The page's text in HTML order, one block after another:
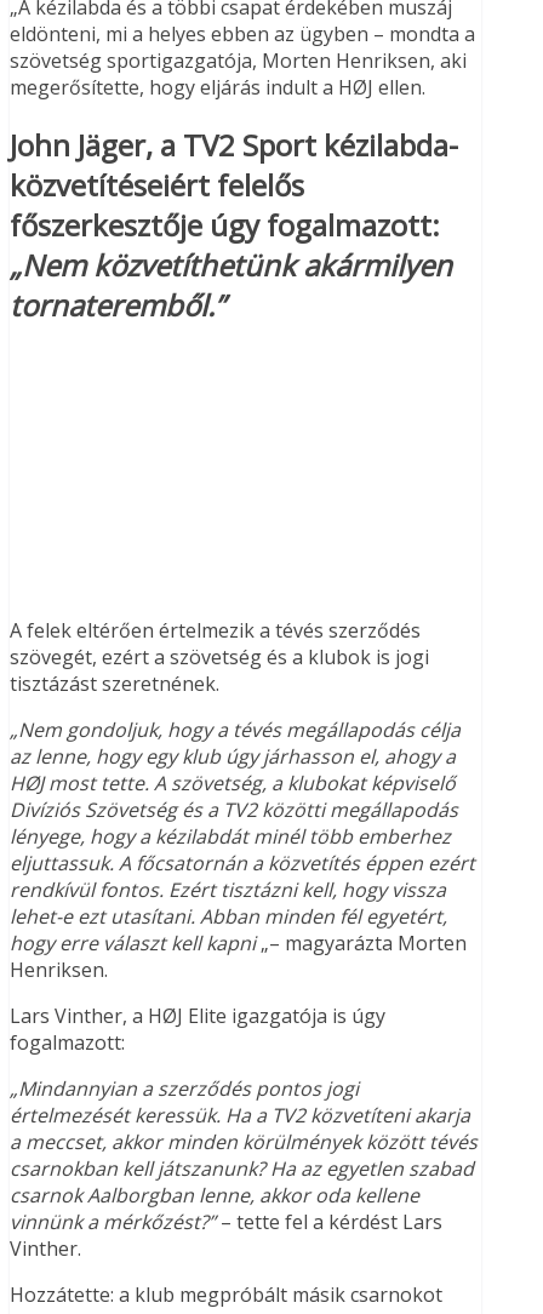
„A kézilabda és a többi csapat érdekében muszáj
eldönteni, mi a helyes ebben az ügyben – mondta a
szövetség sportigazgatója, Morten Henriksen, aki
megerősítette, hogy eljárás indult a HØJ ellen.
John Jäger, a TV2 Sport kézilabda-
közvetítéseiért felelős
főszerkesztője úgy fogalmazott:
„Nem közvetíthetünk akármilyen
tornateremből.”
A felek eltérően értelmezik a tévés szerződés
szövegét, ezért a szövetség és a klubok is jogi
tisztázást szeretnének.
„Nem gondoljuk, hogy a tévés megállapodás célja
az lenne, hogy egy klub úgy járhasson el, ahogy a
HØJ most tette. A szövetség, a klubokat képviselő
Divíziós Szövetség és a TV2 közötti megállapodás
lényege, hogy a kézilabdát minél több emberhez
eljuttassuk. A főcsatornán a közvetítés éppen ezért
rendkívül fontos. Ezért tisztázni kell, hogy vissza
lehet-e ezt utasítani. Abban minden fél egyetért,
hogy erre választ kell kapni„– magyarázta Morten
Henriksen.
Lars Vinther, a HØJ Elite igazgatója is úgy
fogalmazott:
„Mindannyian a szerződés pontos jogi
értelmezését keressük. Ha a TV2 közvetíteni akarja
a meccset, akkor minden körülmények között tévés
csarnokban kell játszanunk? Ha az egyetlen szabad
csarnok Aalborgban lenne, akkor oda kellene
vinnünk a mérkőzést?”– tette fel a kérdést Lars
Vinther.
Hozzátette: a klub megpróbált másik csarnokot